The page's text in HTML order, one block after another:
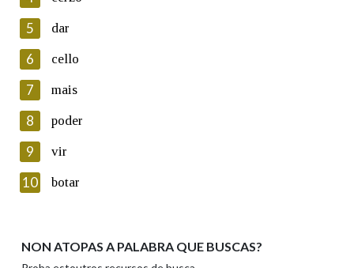
Lin e acepto as condicións da política de
Introduce o código que aparece na imaxe:
Texto de verificación
5 dar
6 cello
7 mais
8 poder
9 vir
10 botar
NON ATOPAS A PALABRA QUE BUSCAS?